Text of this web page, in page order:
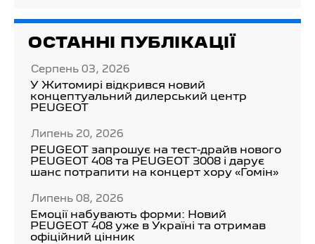
ОСТАННІ ПУБЛІКАЦІЇ
Серпень 03, 2026
У Житомирі відкрився новий
концептуальний дилерський центр
PEUGEOT
Липень 20, 2026
PEUGEOT запрошує на тест-драйв нового
PEUGEOT 408 та PEUGEOT 3008 і дарує
шанс потрапити на концерт хору «Гомін»
Липень 08, 2026
Емоції набувають форми: Новий
PEUGEOT 408 уже в Україні та отримав
офіційний цінник